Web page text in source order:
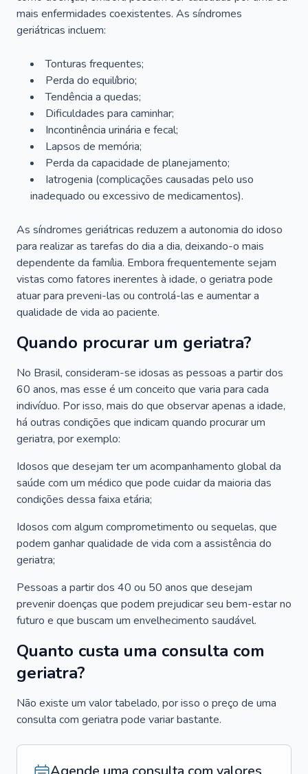
mais enfermidades coexistentes. As síndromes
geriátricas incluem:
Tonturas frequentes;
Perda do equilíbrio;
Tendência a quedas;
Dificuldades para caminhar;
Incontinência urinária e fecal;
Lapsos de memória;
Perda da capacidade de planejamento;
Iatrogenia (complicações causadas pelo uso
inadequado ou excessivo de medicamentos).
As síndromes geriátricas reduzem a autonomia do idoso
para realizar as tarefas do dia a dia, deixando-o mais
dependente da família. Embora frequentemente sejam
vistas como fatores inerentes à idade, o geriatra pode
atuar para preveni-las ou controlá-las e aumentar a
qualidade de vida ao paciente.
Quando procurar um geriatra?
No Brasil, consideram-se idosas as pessoas a partir dos
60 anos, mas esse é um conceito que varia para cada
indivíduo. Por isso, mais do que observar apenas a idade,
há outras condições que indicam quando procurar um
geriatra, por exemplo:
Idosos que desejam ter um acompanhamento global da
saúde com um médico que pode cuidar da maioria das
condições dessa faixa etária;
Idosos com algum comprometimento ou sequelas, que
podem ganhar qualidade de vida com a assistência do
geriatra;
Pessoas a partir dos 40 ou 50 anos que desejam
prevenir doenças que podem prejudicar seu bem-estar no
futuro e que buscam um envelhecimento saudável.
Quanto custa uma consulta com
geriatra?
Não existe um valor tabelado, por isso o preço de uma
consulta com geriatra pode variar bastante.